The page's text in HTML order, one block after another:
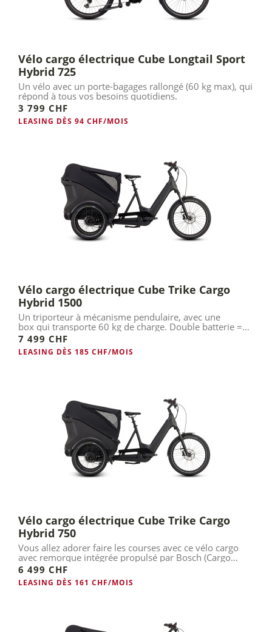
Vélo cargo électrique Cube Longtail Sport
Hybrid 725
Un vélo avec un porte-bagages rallongé (60 kg max), qui
répond à tous vos besoins quotidiens.
3 799 CHF
LEASING DÈS 94 CHF/MOIS
Vélo cargo électrique Cube Trike Cargo
Hybrid 1500
Un triporteur à mécanisme pendulaire, avec une
box qui transporte 60 kg de charge. Double batterie =
1500 Wh.
7 499 CHF
LEASING DÈS 185 CHF/MOIS
Vélo cargo électrique Cube Trike Cargo
Hybrid 750
Vous allez adorer faire les courses avec ce vélo cargo
avec remorque intégrée propulsé par Bosch (Cargo
Line).
6 499 CHF
LEASING DÈS 161 CHF/MOIS